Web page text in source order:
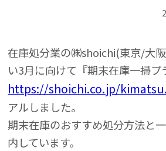
在庫処分業の㈱shoichi(東京/大
い3月に向けて『期末在庫一掃プ
https://shoichi.co.jp/
アルしました。
期末在庫のおすすめ処分方法と
内しています。